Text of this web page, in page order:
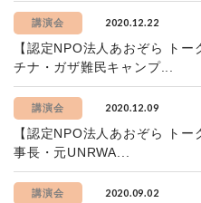
講演会 2020.12.22
【認定NPO法人あおぞら ト
チナ・ガザ難民キャンプ...
講演会 2020.12.09
【認定NPO法人あおぞら ト
事長・元UNRWA...
講演会 2020.09.02